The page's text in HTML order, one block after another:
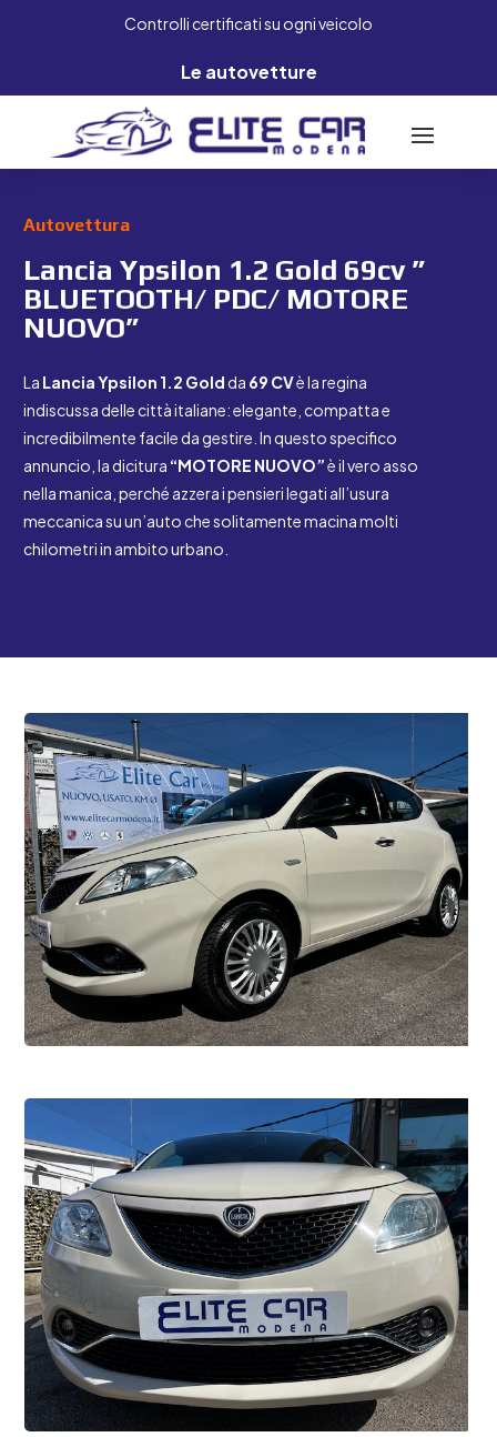
Controlli certificati su ogni veicolo
Le autovetture
Autovettura
Lancia Ypsilon 1.2 Gold 69cv ”
BLUETOOTH/ PDC/ MOTORE
NUOVO”
La Lancia Ypsilon 1.2 Gold da 69 CVè la regina
indiscussa delle città italiane: elegante, compatta e
incredibilmente facile da gestire. In questo specifico
annuncio, la dicitura “MOTORE NUOVO”è il vero asso
nella manica, perché azzera i pensieri legati all’usura
meccanica su un’auto che solitamente macina molti
chilometri in ambito urbano.